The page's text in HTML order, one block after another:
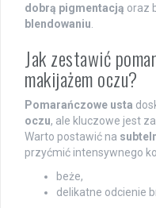
dobrą pigmentacją oraz
blendowaniu
Jak zestawić
makijażem oczu?
Pomarańczowe usta
oczu, ale kluczowe jest
Warto postawić na
przyćmić intensywnego
beże,
delikatne odcienie